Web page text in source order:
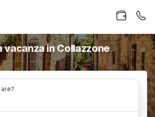
vacanza in Collazzone